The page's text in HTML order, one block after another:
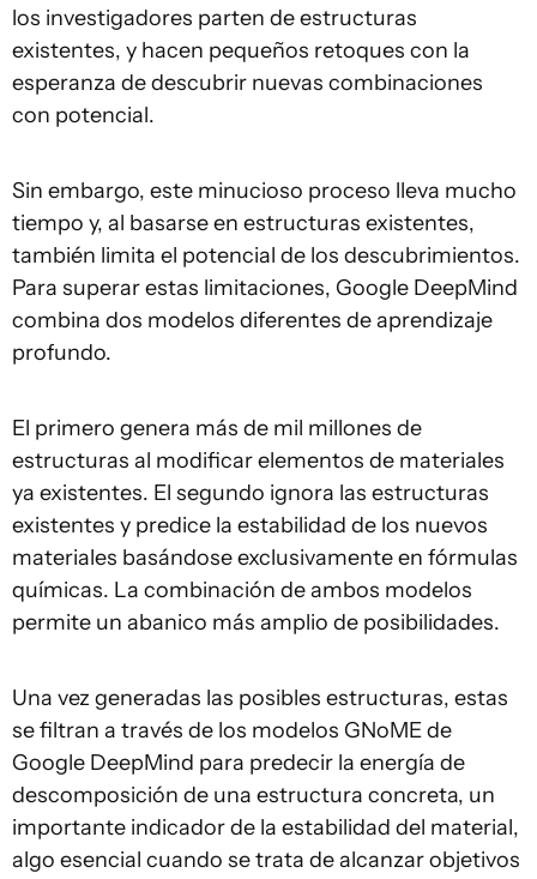
los investigadores parten de estructuras
existentes, y hacen pequeños retoques con la
esperanza de descubrir nuevas combinaciones
con potencial.
Sin embargo, este minucioso proceso lleva mucho
tiempo y, al basarse en estructuras existentes,
también limita el potencial de los descubrimientos.
Para superar estas limitaciones, Google DeepMind
combina dos modelos diferentes de aprendizaje
profundo.
El primero genera más de mil millones de
estructuras al modificar elementos de materiales
ya existentes. El segundo ignora las estructuras
existentes y predice la estabilidad de los nuevos
materiales basándose exclusivamente en fórmulas
químicas. La combinación de ambos modelos
permite un abanico más amplio de posibilidades.
Una vez generadas las posibles estructuras, estas
se filtran a través de los modelos GNoME de
Google DeepMind para predecir la energía de
descomposición de una estructura concreta, un
importante indicador de la estabilidad del material,
algo esencial cuando se trata de alcanzar objetivos